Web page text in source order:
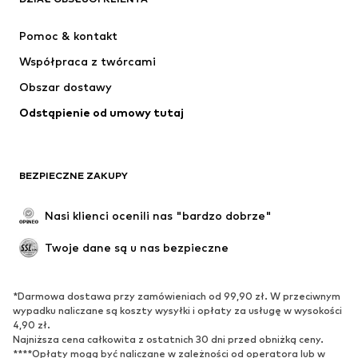
ADIDAS PERFORMANCE
Pomoc & kontakt
Współpraca z twórcami
Obszar dostawy
Odstąpienie od umowy tutaj
BEZPIECZNE ZAKUPY
Nasi klienci ocenili nas "bardzo dobrze"
Twoje dane są u nas bezpieczne
*Darmowa dostawa przy zamówieniach od 99,90 zł. W przeciwnym
wypadku naliczane są koszty wysyłki i opłaty za usługę w wysokości
4,90 zł.
Najniższa cena całkowita z ostatnich 30 dni przed obniżką ceny.
****Opłaty mogą być naliczane w zależności od operatora lub w